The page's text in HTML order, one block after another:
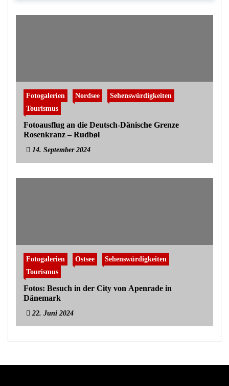
Fotogalerien Nordsee
Sehenswürdigkeiten
Tourismus
Fotoausflug an die Deutsch-Dänische Grenze
Rosenkranz – Rudbøl
14. September 2024
Fotogalerien Ostsee
Sehenswürdigkeiten
Tourismus
Fotos: Besuch in der City von Apenrade in
Dänemark
22. Juni 2024